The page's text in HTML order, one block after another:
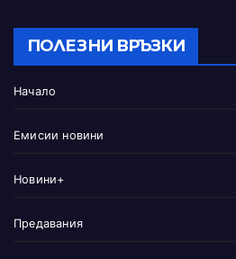
ПОЛЕЗНИ ВРЪЗКИ
Начало
Емисии новини
Новини+
Предавания